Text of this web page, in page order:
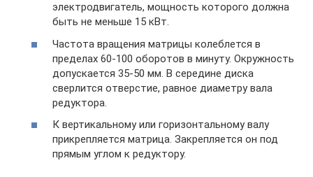
электродвигатель, мощность которого должна
быть не меньше 15 кВт.
Частота вращения матрицы колеблется в
пределах 60-100 оборотов в минуту. Окружность
допускается 35-50 мм. В середине диска
сверлится отверстие, равное диаметру вала
редуктора.
К вертикальному или горизонтальному валу
прикрепляется матрица. Закрепляется он под
прямым углом к редуктору.